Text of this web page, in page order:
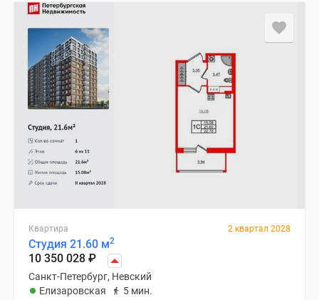
Квартира 2 квартал 2028
Студия 21.60 м2
10 350 028 ₽
Санкт-Петербург, Невский
Елизаровская
5 мин.